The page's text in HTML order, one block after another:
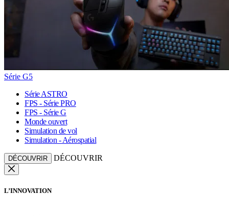
Série G5
Série ASTRO
FPS - Série PRO
FPS - Série G
Monde ouvert
Simulation de vol
Simulation - Aérospatial
DÉCOUVRIR DÉCOUVRIR
L’INNOVATION